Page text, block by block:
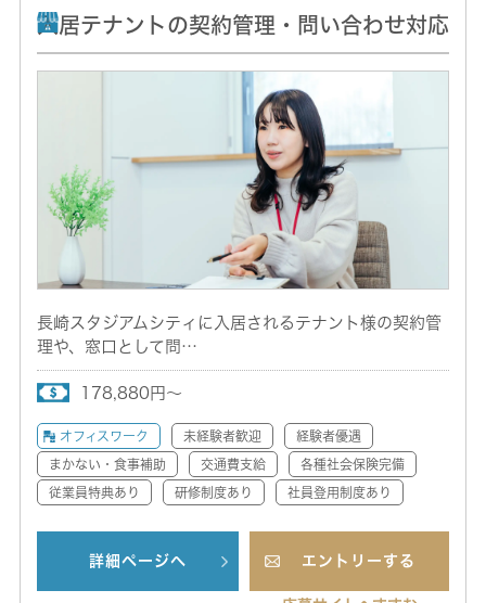
入居テナントの契約管理・問い合わせ対応
長崎スタジアムシティに入居されるテナント様の契約管
理や、窓口として問…
178,880円～
オフィスワーク 未経験者歓迎 経験者優遇
まかない・食事補助 交通費支給 各種社会保険完備
従業員特典あり 研修制度あり 社員登用制度あり
詳細ページへ エントリーする